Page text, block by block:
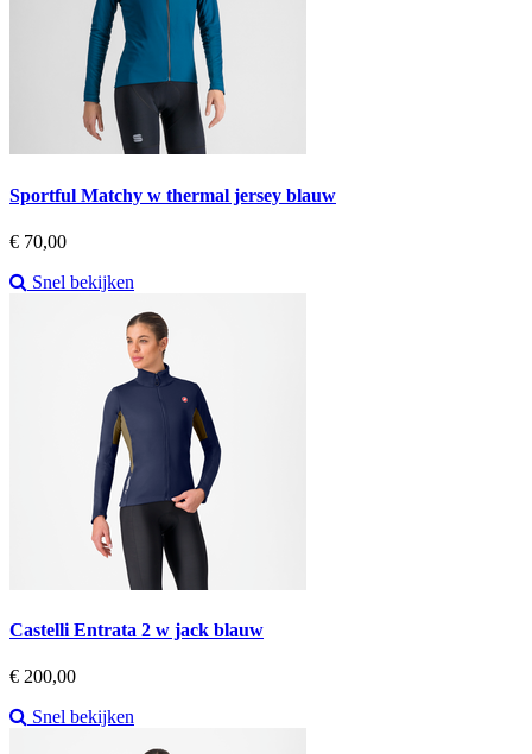
Sportful Matchy w thermal jersey blauw
Prijs
€ 70,00
Snel bekijken
Castelli Entrata 2 w jack blauw
Prijs
€ 200,00
Snel bekijken